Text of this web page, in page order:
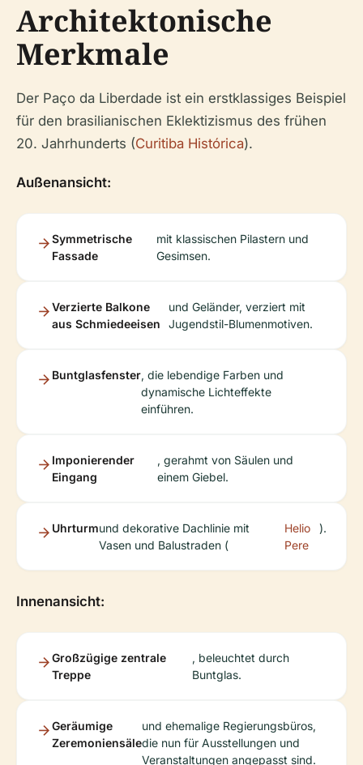
Architektonische
Merkmale
Der Paço da Liberdade ist ein erstklassiges Beispiel
für den brasilianischen Eklektizismus des frühen
20. Jahrhunderts (Curitiba Histórica).
Außenansicht:
Symmetrische
Fassade
mit klassischen Pilastern und
Gesimsen.
Verzierte Balkone
aus Schmiedeeisen
und Geländer, verziert mit
Jugendstil-Blumenmotiven.
Buntglasfenster, die lebendige Farben und
dynamische Lichteffekte
einführen.
Imponierender
Eingang
, gerahmt von Säulen und
einem Giebel.
Uhrturmund dekorative Dachlinie mit
Vasen und Balustraden (
Helio
Pere
).
Innenansicht:
Großzügige zentrale
Treppe
, beleuchtet durch
Buntglas.
Geräumige
Zeremoniensäle
und ehemalige Regierungsbüros,
die nun für Ausstellungen und
Veranstaltungen angepasst sind.